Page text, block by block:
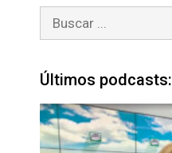
Últimos podcasts: